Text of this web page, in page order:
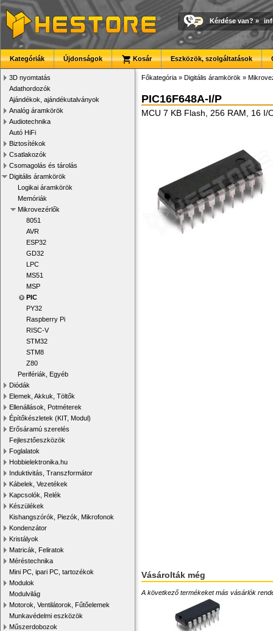
Kérdése van? »
Kategóriák Újdonságok Kosár Eszközök, szolgáltatások
3D nyomtatás
Adathordozók
Ajándékok, ajándékutalványok
Analóg áramkörök
Audiotechnika
Autó HiFi
Biztosítékok
Csatlakozók
Csomagolás és tárolás
Digitális áramkörök
Logikai áramkörök
Memóriák
Mikrovezérlők
8051
AVR
ESP32
GD32
LPC
MS51
MSP
PIC
PY32
Raspberry Pi
RISC-V
STM32
STM8
Z80
Perifériák, Egyéb
Diódák
Elemek, Akkuk, Töltők
Ellenállások, Potméterek
Építőkészletek (KIT, Modul)
Erősáramú szerelés
Fejlesztőeszközök
Foglalatok
Hobbielektronika.hu
Induktivitás, Transzformátor
Kábelek, Vezetékek
Kapcsolók, Relék
Készülékek
Kishangszórók, Piezók, Mikrofonok
Kondenzátor
Kristályok
Matricák, Feliratok
Méréstechnika
Mini PC, ipari PC, tartozékok
Modulok
Modulvilág
Motorok, Ventilátorok, Fűtőelemek
Munkavédelmi eszközök
Műszerdobozok
Főkategória » Digitális áramkörök »
PIC16F648A-I/P
MCU 7 KB Flash, 256 RAM, 16 I/
Vásárolták még
A következő termékeket más vásárlók